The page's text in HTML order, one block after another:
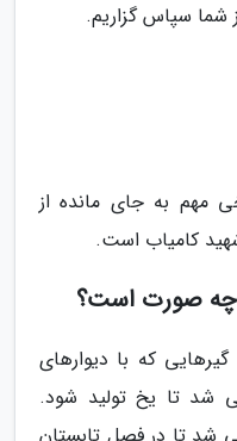
شما سپاس گزاریم.
مهم به جای مانده از
کامیاب است.
چه صورت است؟
که با دیوارهای
شد تا یخ تولید شود.